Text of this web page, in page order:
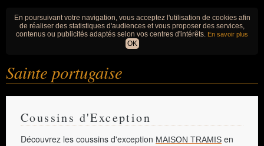
En poursuivant votre navigation, vous acceptez l'utilisation de cookies afin
de réaliser des statistiques d'audiences et vous proposer des services,
contenus ou publicités adaptés selon vos centres d'intérêts. En savoir plus
OK
Sainte portugaise
Coussins d'Exception
Découvrez les coussins d'exception MAISON TRAMIS en